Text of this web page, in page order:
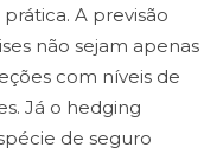
A previsão
não sejam apenas
com níveis de
Já o hedging
de seguro